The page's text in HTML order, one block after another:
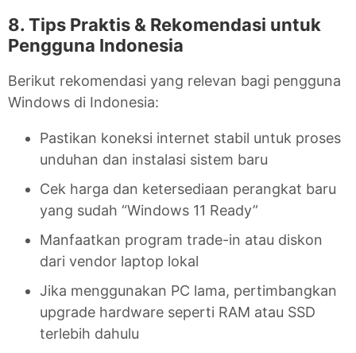
8. Tips Praktis & Rekomendasi untuk
Pengguna Indonesia
Berikut rekomendasi yang relevan bagi pengguna
Windows di Indonesia:
Pastikan koneksi internet stabil untuk proses
unduhan dan instalasi sistem baru
Cek harga dan ketersediaan perangkat baru
yang sudah “Windows 11 Ready”
Manfaatkan program trade-in atau diskon
dari vendor laptop lokal
Jika menggunakan PC lama, pertimbangkan
upgrade hardware seperti RAM atau SSD
terlebih dahulu